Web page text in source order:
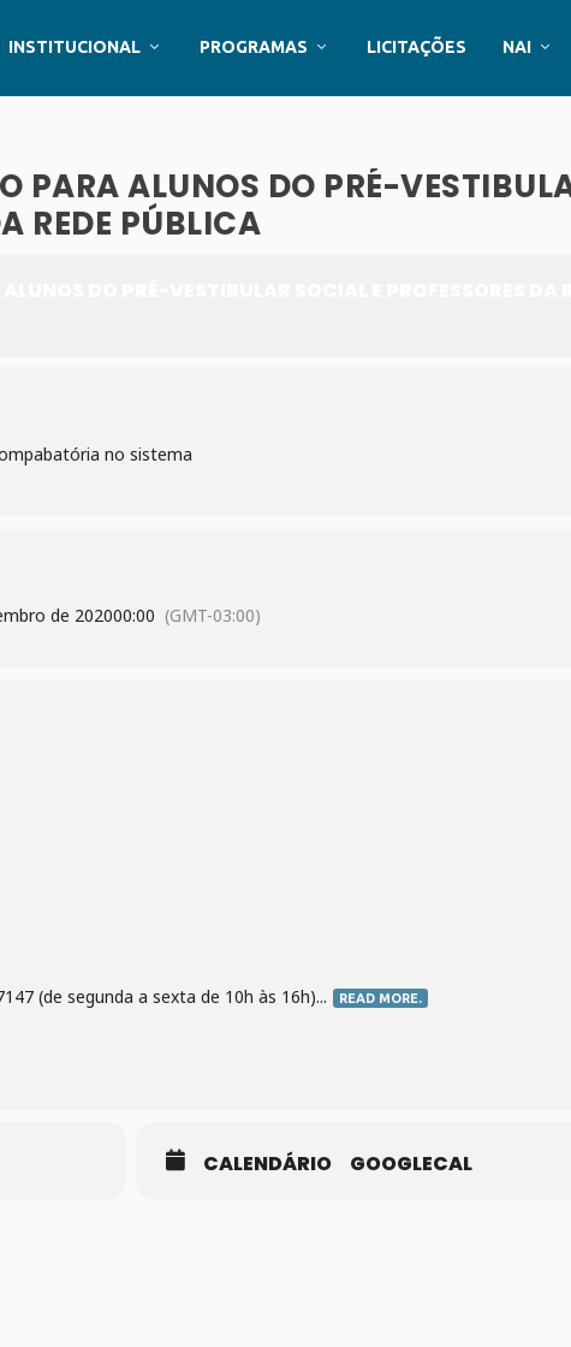
INSTITUCIONAL PROGRAMAS LICITAÇÕES NAI
PARA ALUNOS DO PRÉ-
REDE PÚBLICA
no sistema
de 202000:00 (GMT-03:00)
(de segunda a sexta de 10h às 16h)... READ MORE.
CALENDÁRIO GOOGLECAL